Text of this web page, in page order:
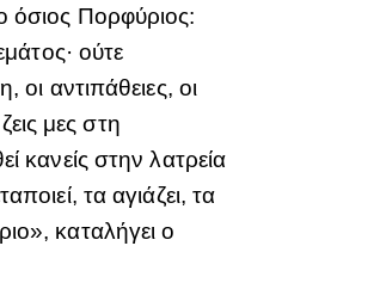
όσιος Πορφύριος:
ούτε
αντιπάθειες, οι
μες στη
κανείς στην λατρεία
τα αγιάζει, τα
καταλήγει ο